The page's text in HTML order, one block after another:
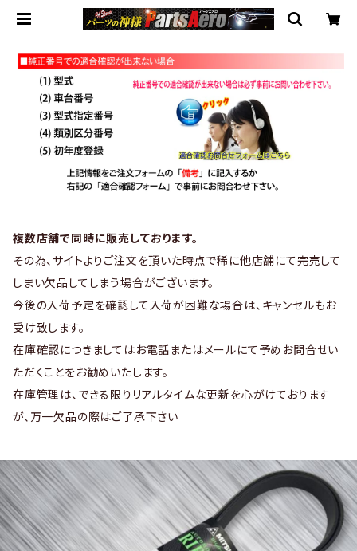
複数店舗で同時に販売しております。
その為、サイトよりご注文を頂いた時点で稀に他店舗にて完売して
しまい欠品してしまう場合がございます。
今後の入荷予定を確認して入荷が困難な場合は、キャンセルもお
受け致します。
在庫確認につきましてはお電話またはメールにて予めお問合せい
ただくことをお勧めいたします。
在庫管理は、できる限りリアルタイムな更新を心がけております
が、万一欠品の際はご了承下さい